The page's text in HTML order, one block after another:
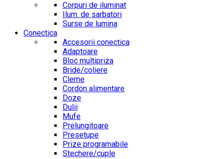
Corpuri de iluminat
Ilum. de sarbatori
Surse de lumina
Conectica
Accesorii conectica
Adaptoare
Bloc multipriza
Bride/coliere
Cleme
Cordon alimentare
Doze
Dulii
Mufe
Prelungitoare
Presetupe
Prize programabile
Stechere/cuple